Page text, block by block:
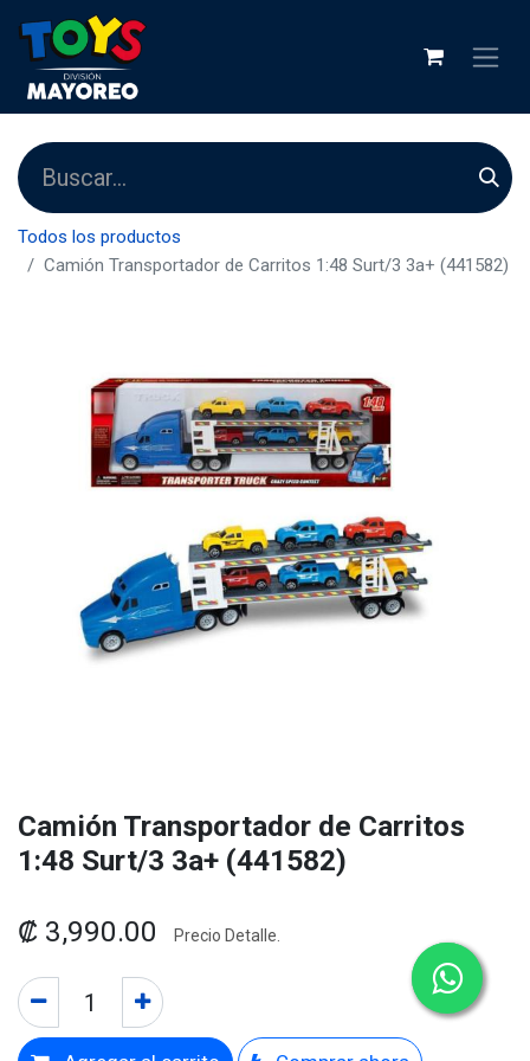
Todos los productos
Camión Transportador de Carritos 1:48 Surt/3 3a+ (441582)
Camión Transportador de Carritos
1:48 Surt/3 3a+ (441582)
₡ 3,990.00 Precio Detalle.